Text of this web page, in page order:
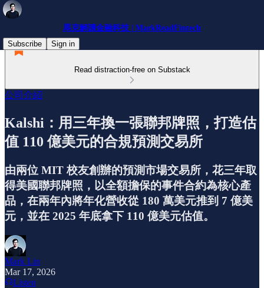
馬克解讀金融科技 | MarkReadFintech
Subscribe
Sign in
Read distraction-free on Substack
公司介紹
Kalshi：用三年換一張聯邦牌照，打造估
值 110 億美元的合規預測交易所
由兩位 MIT 校友創辦的預測市場交易所，花三年取
得美國聯邦牌照，以全額擔保的事件合約為核心產
品，在兩年內將年化營收從 180 萬美元推到 7 億美
元，並在 2025 年底拿下 110 億美元估值。
Mark Lin
Mar 17, 2026
Listen